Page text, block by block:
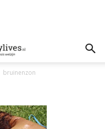
bruinenzon